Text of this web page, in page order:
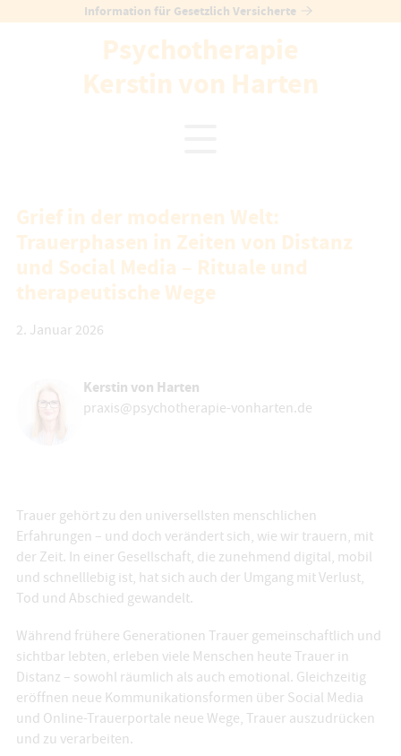
to
Information für Gesetzlich Versicherte
Psychotherapie
Kerstin von Harten
Grief in der modernen Welt:
Trauerphasen in Zeiten von Distanz
und Social Media – Rituale und
therapeutische Wege
2. Januar 2026
Kerstin von Harten
praxis@psychotherapie-vonharten.de
Trauer gehört zu den universellsten menschlichen
Erfahrungen – und doch verändert sich, wie wir trauern, mit
der Zeit. In einer Gesellschaft, die zunehmend digital, mobil
und schnelllebig ist, hat sich auch der Umgang mit Verlust,
Tod und Abschied gewandelt.
Während frühere Generationen Trauer gemeinschaftlich und
sichtbar lebten, erleben viele Menschen heute Trauer in
Distanz – sowohl räumlich als auch emotional. Gleichzeitig
eröffnen neue Kommunikationsformen über Social Media
und Online-Trauerportale neue Wege, Trauer auszudrücken
und zu verarbeiten.